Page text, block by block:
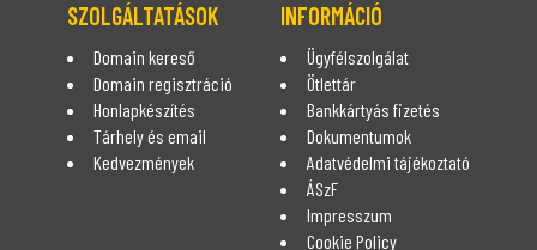
SZOLGÁLTATÁSOK
Domain kereső
Domain regisztráció
Honlapkészítés
Tárhely és email
Kedvezmények
INFORMÁCIÓ
Ügyfélszolgálat
Ötlettár
Bankkártyás fizetés
Dokumentumok
Adatvédelmi tájékoztató
ÁSzF
Impresszum
Cookie Policy